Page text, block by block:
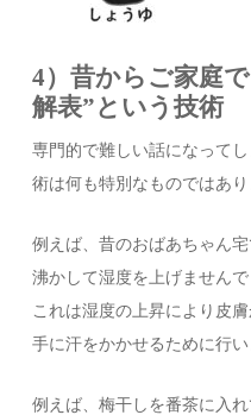
4）昔からご家庭
解表”という技術
専門的で難しい話になって
術は何も特別なものではあり
例えば、昔のおばあちゃん
沸かして湿度を上げませんで
これは湿度の上昇により皮
手に汗をかかせるために行い
例えば、梅干しを番茶に入